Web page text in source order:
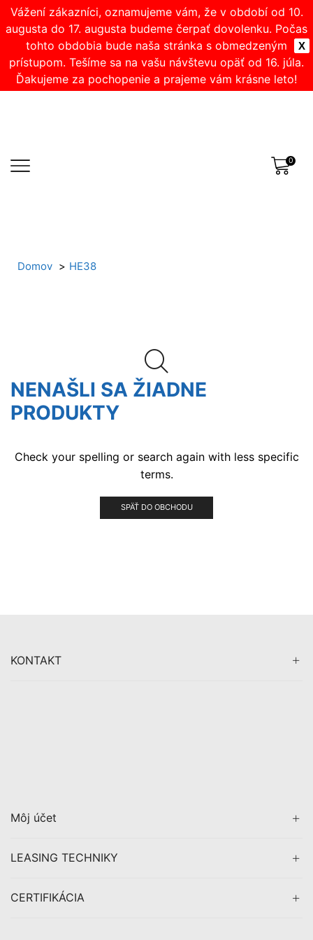
X
Vážení zákazníci, oznamujeme vám, že v období od 10.
augusta do 17. augusta budeme čerpať dovolenku. Počas
tohto obdobia bude naša stránka s obmedzeným
prístupom. Tešíme sa na vašu návštevu opäť od 16. júla.
Ďakujeme za pochopenie a prajeme vám krásne leto!
0
Domov HE38
NENAŠLI SA ŽIADNE
PRODUKTY
Check your spelling or search again with less specific
terms.
SPÄŤ DO OBCHODU
KONTAKT
Môj účet
LEASING TECHNIKY
CERTIFIKÁCIA